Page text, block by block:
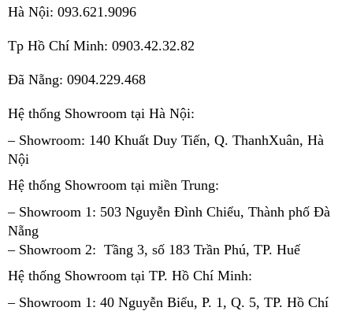
Hà Nội: 093.621.9096
Tp Hồ Chí Minh: 0903.42.32.82
Đã Nẵng: 0904.229.468
Hệ thống Showroom tại Hà Nội:
– Showroom: 140 Khuất Duy Tiến, Q. ThanhXuân, Hà
Nội
Hệ thống Showroom tại miền Trung:
– Showroom 1: 503 Nguyễn Đình Chiểu, Thành phố Đà
Nẵng
– Showroom 2:  Tầng 3, số 183 Trần Phú, TP. Huế
Hệ thống Showroom tại TP. Hồ Chí Minh:
– Showroom 1: 40 Nguyễn Biểu, P. 1, Q. 5, TP. Hồ Chí